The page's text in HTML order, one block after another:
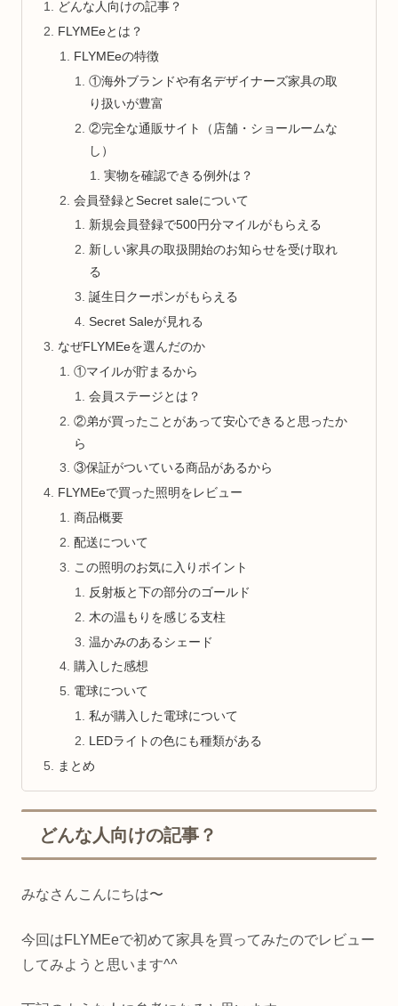
どんな人向けの記事？
FLYMEeとは？
FLYMEeの特徴
①海外ブランドや有名デザイナーズ家具の取
り扱いが豊富
②完全な通販サイト（店舗・ショールームな
し）
実物を確認できる例外は？
会員登録とSecret saleについて
新規会員登録で500円分マイルがもらえる
新しい家具の取扱開始のお知らせを受け取れ
る
誕生日クーポンがもらえる
Secret Saleが見れる
なぜFLYMEeを選んだのか
①マイルが貯まるから
会員ステージとは？
②弟が買ったことがあって安心できると思ったか
ら
③保証がついている商品があるから
FLYMEeで買った照明をレビュー
商品概要
配送について
この照明のお気に入りポイント
反射板と下の部分のゴールド
木の温もりを感じる支柱
温かみのあるシェード
購入した感想
電球について
私が購入した電球について
LEDライトの色にも種類がある
まとめ
どんな人向けの記事？
みなさんこんにちは〜
今回はFLYMEeで初めて家具を買ってみたのでレビュー
してみようと思います^^